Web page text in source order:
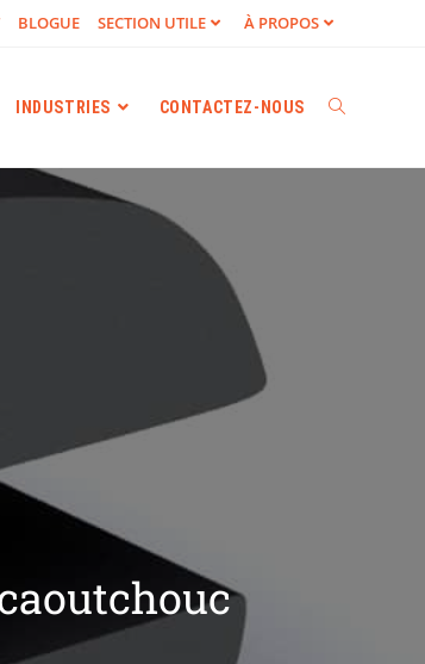
BLOGUE SECTION UTILE À PROPOS
INDUSTRIES CONTACTEZ-NOUS